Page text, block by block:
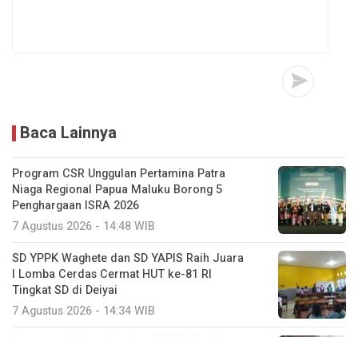
Baca Lainnya
Program CSR Unggulan Pertamina Patra
Niaga Regional Papua Maluku Borong 5
Penghargaan ISRA 2026
7 Agustus 2026 - 14:48 WIB
SD YPPK Waghete dan SD YAPIS Raih Juara
I Lomba Cerdas Cermat HUT ke-81 RI
Tingkat SD di Deiyai
7 Agustus 2026 - 14:34 WIB